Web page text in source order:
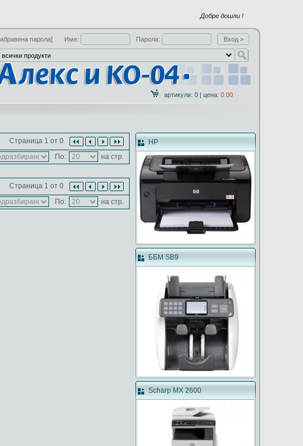
Добре дошли !
парола] Име: Парола:
артикули: 0 | цена: 0.00
Страница 1 от 0
По: на стр.
Страница 1 от 0
По: на стр.
HP
ББМ SB9
Scharp MX 2600